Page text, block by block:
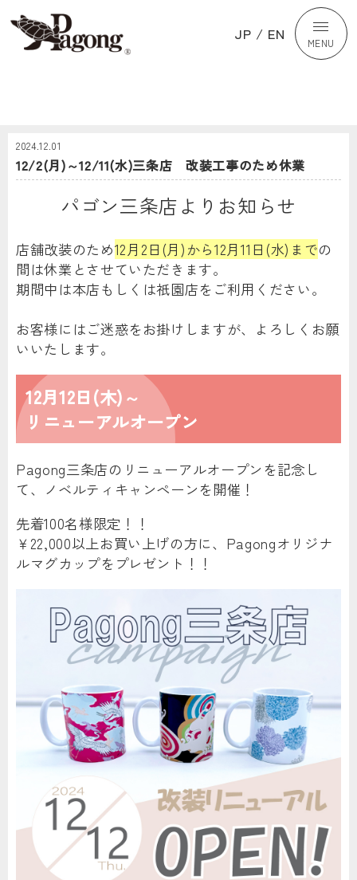
JP / EN MENU
2024.12.01
12/2(月)～12/11(水)三条店 改装工事のため休業
パゴン三条店よりお知らせ
店舗改装のため12月2日(月)から12月11日(水)までの
間は休業とさせていただきます。
期間中は本店もしくは祇園店をご利用ください。
お客様にはご迷惑をお掛けしますが、よろしくお願
いいたします。
12月12日(木)～
リニューアルオープン
Pagong三条店のリニューアルオープンを記念し
て、ノベルティキャンペーンを開催！
先着100名様限定！！
￥22,000以上お買い上げの方に、Pagongオリジナ
ルマグカップをプレゼント！！